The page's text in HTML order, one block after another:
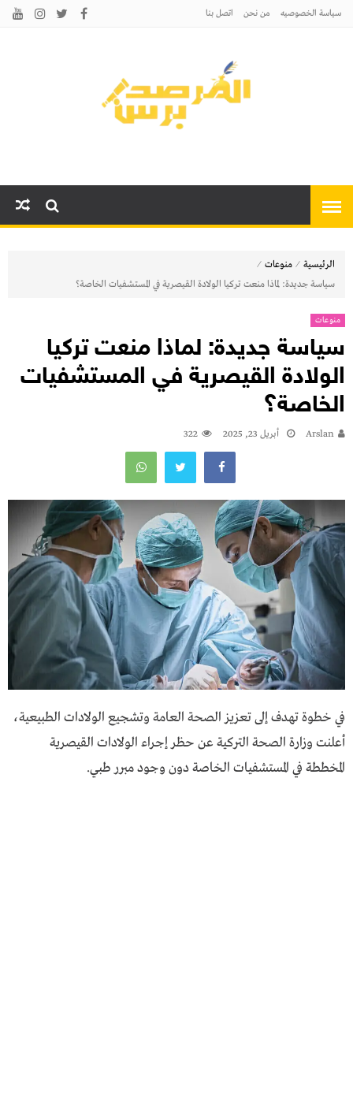
سياسة الخصوصيه من نحن اتصل بنا
الرئيسية ⁄ منوعات ⁄
سياسة جديدة: لماذا منعت تركيا الولادة القيصرية في المستشفيات الخاصة؟
منوعات
سياسة جديدة: لماذا منعت تركيا
الولادة القيصرية في المستشفيات
الخاصة؟
Arslan أبريل 23, 2025 322
في خطوة تهدف إلى تعزيز الصحة العامة وتشجيع الولادات الطبيعية،
أعلنت وزارة الصحة التركية عن حظر إجراء الولادات القيصرية
المخططة في المستشفيات الخاصة دون وجود مبرر طبي.